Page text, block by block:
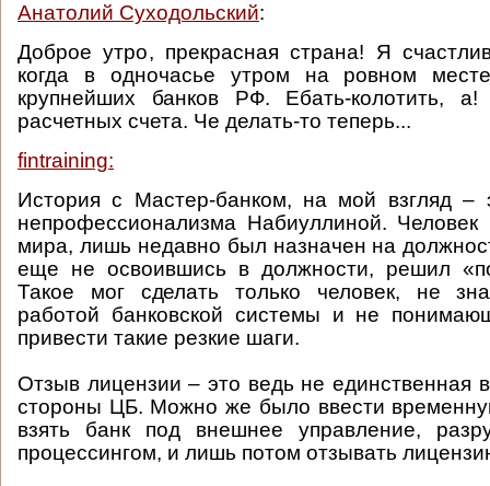
Анатолий Суходольский:
Доброе утро, прекрасная страна! Я
когда в одночасье утром на ровном
крупнейших банков РФ. Ебать-колотить,
расчетных счета. Че делать-то теперь...
fintraining:
История с Мастер-банком, на мой взгляд –
непрофессионализма Набиуллиной. Человек
мира, лишь недавно был назначен на
еще не освоившись в должности, решил
Такое мог сделать только человек, не
работой банковской системы и не
привести такие резкие шаги.
Отзыв лицензии – это ведь не единственная
стороны ЦБ. Можно же было ввести
взять банк под внешнее управление,
процессингом, и лишь потом отзывать